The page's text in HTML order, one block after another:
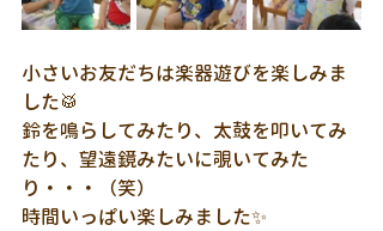
小さいお友だちは楽器遊びを楽しみま
した🥁
鈴を鳴らしてみたり、太鼓を叩いてみ
たり、望遠鏡みたいに覗いてみた
り・・・（笑）
時間いっぱい楽しみました✨